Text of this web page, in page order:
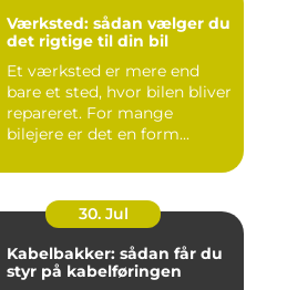
Værksted: sådan vælger du
det rigtige til din bil
Et værksted er mere end
bare et sted, hvor bilen bliver
repareret. For mange
bilejere er det en form...
30. Jul
Kabelbakker: sådan får du
styr på kabelføringen